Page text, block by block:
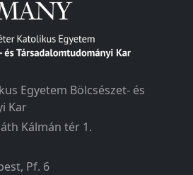
Egyetem Bölcsészet- és
Kar
Kálmán tér 1.
Pf. 6